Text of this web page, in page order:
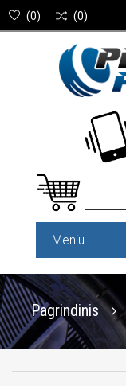
(0) (0)
Meniu
Pagrindinis